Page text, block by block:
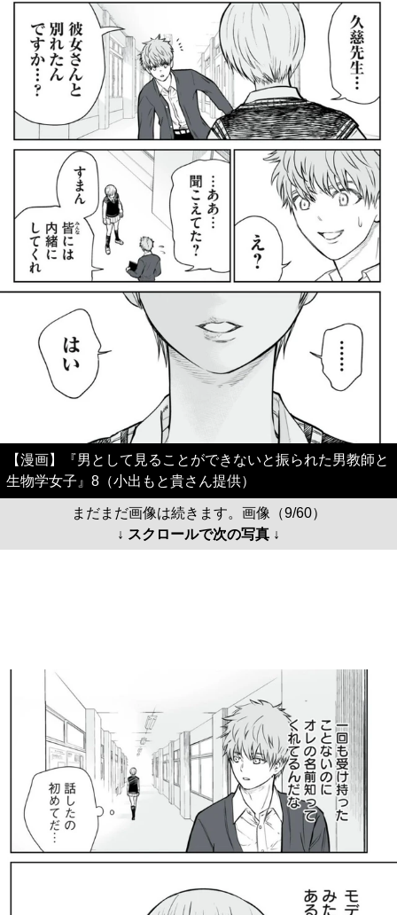
【漫画】『男として見ることができないと振られた男教師と
生物学女子』8（小出もと貴さん提供）
まだまだ画像は続きます。画像（9/60）
↓ スクロールで次の写真 ↓